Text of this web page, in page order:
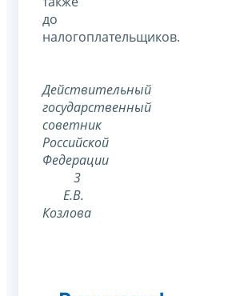
до
налогоплательщиков.
Действительный
государственный
советник
Российской
Федерации
3
Е.В.
Козлова